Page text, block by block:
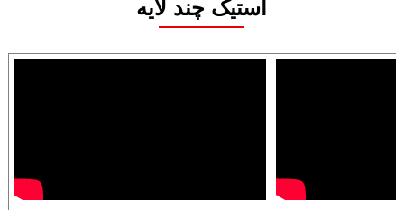
استیک چند لایه